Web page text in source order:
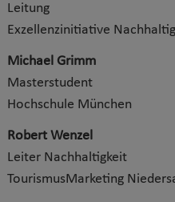
Leitung
Exzellenzinitiative
Michael Grimm
Masterstudent
Hochschule München
Robert Wenzel
Leiter Nachhaltigkeit
TourismusMarketing